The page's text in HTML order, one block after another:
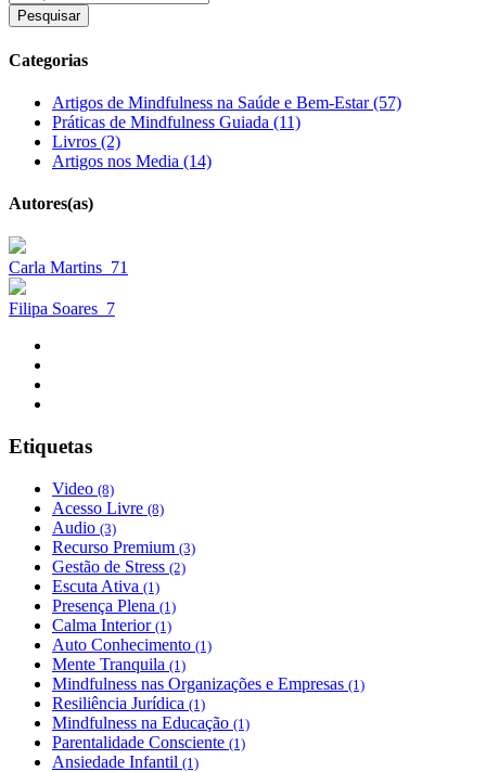
Pesquisar
Categorias
Artigos de Mindfulness na Saúde e Bem-Estar (57)
Práticas de Mindfulness Guiada (11)
Livros (2)
Artigos nos Media (14)
Autores(as)
Carla Martins 71
Filipa Soares 7
Etiquetas
Video (8)
Acesso Livre (8)
Audio (3)
Recurso Premium (3)
Gestão de Stress (2)
Escuta Ativa (1)
Presença Plena (1)
Calma Interior (1)
Auto Conhecimento (1)
Mente Tranquila (1)
Mindfulness nas Organizações e Empresas (1)
Resiliência Jurídica (1)
Mindfulness na Educação (1)
Parentalidade Consciente (1)
Ansiedade Infantil (1)